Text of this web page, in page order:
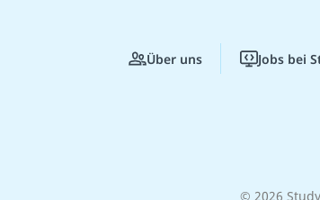
Über uns Jobs bei
© 2026